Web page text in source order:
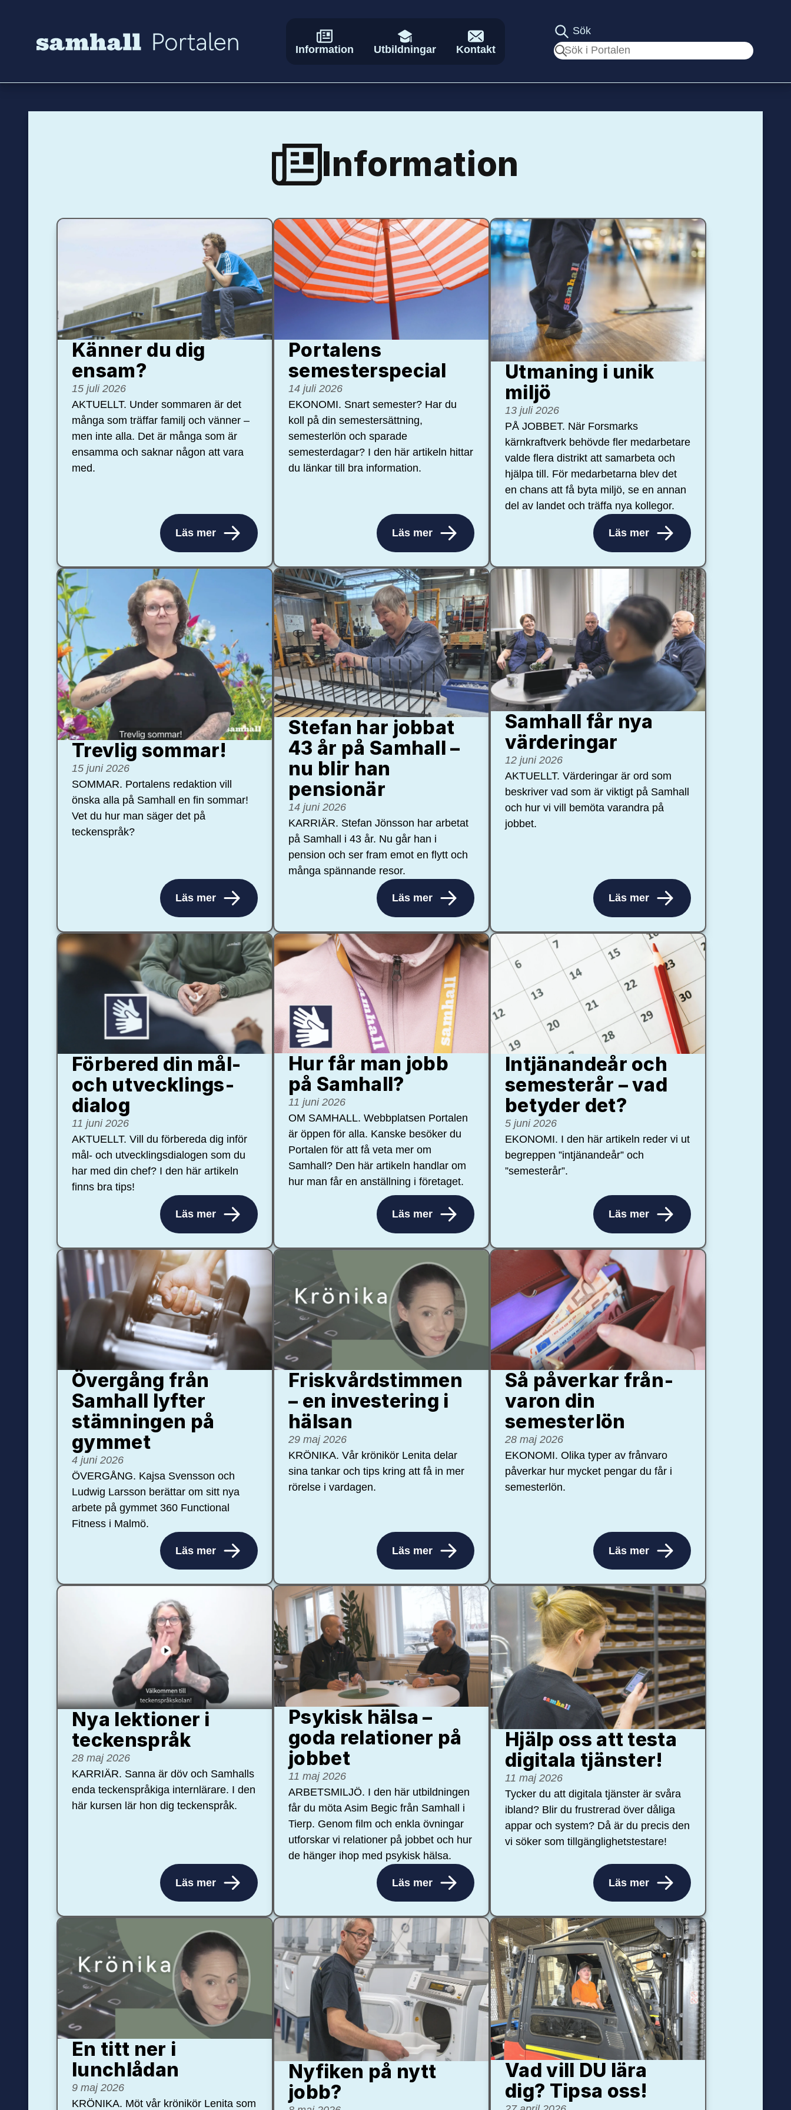
Information Utbildningar Kontakt
Sök
Sök
Information
Känner du dig
ensam?
15 juli 2026
AKTUELLT. Under sommaren är det
många som träffar familj och vänner –
men inte alla. Det är många som är
ensamma och saknar någon att vara
med.
Läs mer
Portalens
semester­special
14 juli 2026
EKONOMI. Snart semester? Har du
koll på din semestersättning,
semesterlön och sparade
semesterdagar? I den här artikeln hittar
du länkar till bra information.
Läs mer
Utmaning i unik
miljö
13 juli 2026
PÅ JOBBET. När Forsmarks
kärnkraftverk behövde fler medarbetare
valde flera distrikt att samarbeta och
hjälpa till. För medarbetarna blev det
en chans att få byta miljö, se en annan
del av landet och träffa nya kollegor.
Läs mer
Trevlig sommar!
15 juni 2026
SOMMAR. Portalens redaktion vill
önska alla på Samhall en fin sommar!
Vet du hur man säger det på
teckenspråk?
Läs mer
Stefan har jobbat
43 år på Samhall –
nu blir han
pensionär
14 juni 2026
KARRIÄR. Stefan Jönsson har arbetat
på Samhall i 43 år. Nu går han i
pension och ser fram emot en flytt och
många spännande resor.
Läs mer
Samhall får nya
värdering­ar
12 juni 2026
AKTUELLT. Värderingar är ord som
beskriver vad som är viktigt på Samhall
och hur vi vill bemöta varandra på
jobbet.
Läs mer
Förbered din mål-
och ut­veck­lings­
dialog
11 juni 2026
AKTUELLT. Vill du förbereda dig inför
mål- och utvecklingsdialogen som du
har med din chef? I den här artikeln
finns bra tips!
Läs mer
Hur får man jobb
på Samhall?
11 juni 2026
OM SAMHALL. Webbplatsen Portalen
är öppen för alla. Kanske besöker du
Portalen för att få veta mer om
Samhall? Den här artikeln handlar om
hur man får en anställning i företaget.
Läs mer
Intjänandeår och
semesterår – vad
betyder det?
5 juni 2026
EKONOMI. I den här artikeln reder vi ut
begreppen ”intjänandeår” och
”semesterår”.
Läs mer
Övergång från
Samhall lyfter
stämningen på
gymmet
4 juni 2026
ÖVERGÅNG. Kajsa Svensson och
Ludwig Larsson berättar om sitt nya
arbete på gymmet 360 Functional
Fitness i Malmö.
Läs mer
Friskvårdstimmen
– en investering i
hälsan
29 maj 2026
KRÖNIKA. Vår krönikör Lenita delar
sina tankar och tips kring att få in mer
rörelse i vardagen.
Läs mer
Så påverkar från­
varon din
semester­lön
28 maj 2026
EKONOMI. Olika typer av frånvaro
påverkar hur mycket pengar du får i
semesterlön.
Läs mer
Nya lektioner i
teckenspråk
28 maj 2026
KARRIÄR. Sanna är döv och Samhalls
enda teckenspråkiga internlärare. I den
här kursen lär hon dig teckenspråk.
Läs mer
Psykisk hälsa –
goda relationer på
jobbet
11 maj 2026
ARBETSMILJÖ. I den här utbildningen
får du möta Asim Begic från Samhall i
Tierp. Genom film och enkla övningar
utforskar vi relationer på jobbet och hur
de hänger ihop med psykisk hälsa.
Läs mer
Hjälp oss att testa
digitala tjänster!
11 maj 2026
Tycker du att digitala tjänster är svåra
ibland? Blir du frustrerad över dåliga
appar och system? Då är du precis den
vi söker som tillgänglighetstestare!
Läs mer
En titt ner i
lunchlådan
9 maj 2026
KRÖNIKA. Möt vår krönikör Lenita som
Nyfiken på nytt
jobb?
Vad vill DU lära
dig? Tipsa oss!